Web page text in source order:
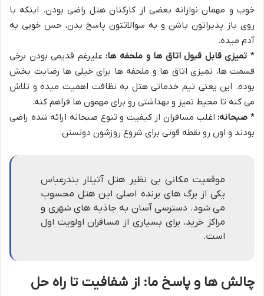
خوب و مهمان نوازانه بعضی از کارکنان هتل راضی بودن. اینکه با
روی باز پذیراتون باشن و به سوالاتتون پاسخ بدن، حس خوبی به
آدم میده.
* تمیزی قابل قبول اتاق ها و ملحفه ها:علیرغم قدیمی بودن برخی
قسمت ها، تمیزی اتاق ها و ملحفه ها برای خیلی ها رضایت بخش
بوده. این یعنی تیم خدماتی هتل به نظافت اهمیت میده و تلاش
می کنه تا محیط تمیز و بهداشتی رو برای مهمون ها فراهم کنه.
* صبحانه:اغلب مسافران از کیفیت و تنوع صبحانه ارائه شده راضی
بودند و اون رو نقطه قوتی برای شروع روزشون دونستن.
موقعیت مکانی بی نظیر هتل آتیلار بندرعباس
یکی از برگ های برنده اصلی این هتل محسوب
می شود. دسترسی آسان به جاذبه های شهری و
مراکز خرید، برای بسیاری از مسافران اولویت اول
است.
چالش ها و پاسخ ما: از شفافیت تا راه حل